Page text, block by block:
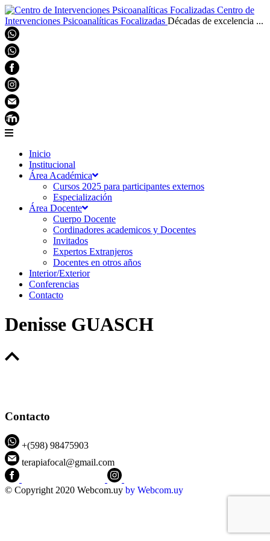
Centro de
Intervenciones Psicoanalíticas Focalizadas Décadas de excelencia ...
Inicio
Institucional
Área Académica
Cursos 2025 para participantes externos
Especialización
Área Docente
Cuerpo Docente
Cordinadores academicos y Docentes
Invitados
Expertos Extranjeros
Docentes en otros años
Interior/Exterior
Conferencias
Contacto
Denisse GUASCH
Contacto
+(598) 98475903
terapiafocal@gmail.com
© Copyright 2020 Webcom.uy by Webcom.uy